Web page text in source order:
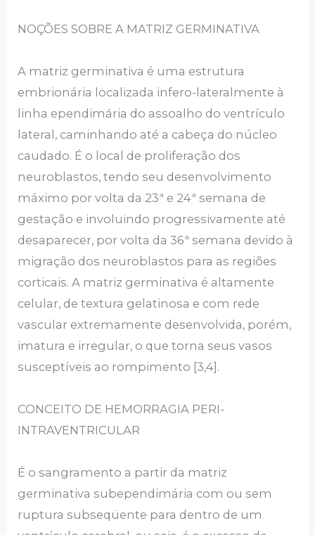
NOÇÕES SOBRE A MATRIZ GERMINATIVA
A matriz germinativa é uma estrutura
embrionária localizada infero-lateralmente à
linha ependimária do assoalho do ventrículo
lateral, caminhando até a cabeça do núcleo
caudado. É o local de proliferação dos
neuroblastos, tendo seu desenvolvimento
máximo por volta da 23ª e 24ª semana de
gestação e involuindo progressivamente até
desaparecer, por volta da 36ª semana devido à
migração dos neuroblastos para as regiões
corticais. A matriz germinativa é altamente
celular, de textura gelatinosa e com rede
vascular extremamente desenvolvida, porém,
imatura e irregular, o que torna seus vasos
susceptíveis ao rompimento [3,4].
CONCEITO DE HEMORRAGIA PERI-
INTRAVENTRICULAR
É o sangramento a partir da matriz
germinativa subependimária com ou sem
ruptura subseqüente para dentro de um